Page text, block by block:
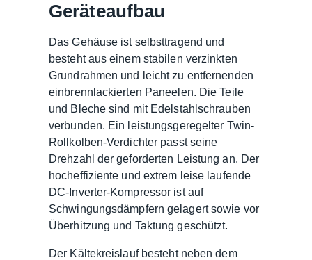
Geräteaufbau
Das Gehäuse ist selbsttragend und
besteht aus einem stabilen verzinkten
Grundrahmen und leicht zu entfernenden
einbrennlackierten Paneelen. Die Teile
und Bleche sind mit Edelstahlschrauben
verbunden. Ein leistungsgeregelter Twin-
Rollkolben-Verdichter passt seine
Drehzahl der geforderten Leistung an. Der
hocheffiziente und extrem leise laufende
DC-Inverter-Kompressor ist auf
Schwingungsdämpfern gelagert sowie vor
Überhitzung und Taktung geschützt.
Der Kältekreislauf besteht neben dem